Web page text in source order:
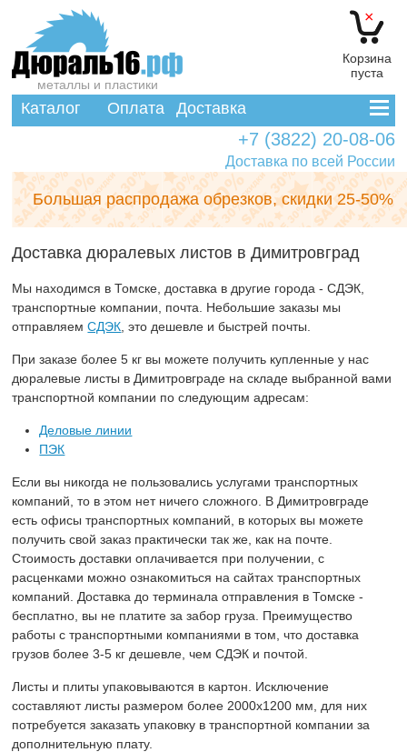
Доставка по всей России
×
Корзина
пуста
+7 (3822) 20-08-06
металлы и пластики
Каталог Оплата Доставка
Большая распродажа обрезков,скидки 25-50%
Доставка дюралевых листов в Димитровград
Мы находимся в Томске, доставка в другие города - СДЭК,
транспортные компании, почта. Небольшие заказы мы
отправляемСДЭК , это дешевле и быстрей почты.
При заказе более 5 кг вы можете получить купленные у нас
дюралевые листы в Димитровграде на складе выбранной вами
транспортной компании по следующим адресам:
Деловые линии
ПЭК
Если вы никогда не пользовались услугами транспортных
компаний, то в этом нет ничего сложного. В Димитровграде
есть офисы транспортных компаний, в которых вы можете
получить свой заказ практически так же, как на почте.
Стоимость доставки оплачивается при получении, с
расценками можно ознакомиться на сайтах транспортных
компаний. Доставка до терминала отправления в Томске -
бесплатно, вы не платите за забор груза. Преимущество
работы с транспортными компаниями в том, что доставка
грузов более 3-5 кг дешевле, чем СДЭК и почтой.
Листы и плиты упаковываются в картон. Исключение
составляют листы размером более 2000х1200 мм, для них
потребуется заказать упаковку в транспортной компании за
дополнительную плату.